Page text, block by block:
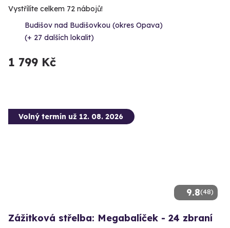
Vystřílíte celkem 72 nábojů!
Budišov nad Budišovkou (okres Opava)
(+ 27 dalších lokalit)
1 799 Kč
9.8(48)
Volný termín už 12. 08. 2026
Zážitková střelba: Megabalíček - 24 zbraní